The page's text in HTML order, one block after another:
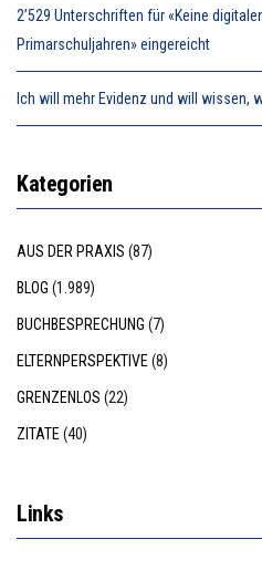
2’529 Unterschriften für «Keine
Primarschuljahren» eingereicht
Ich will mehr Evidenz und will wissen,
Kategorien
AUS DER PRAXIS (87)
BLOG (1.989)
BUCHBESPRECHUNG (7)
ELTERNPERSPEKTIVE (8)
GRENZENLOS (22)
ZITATE (40)
Links